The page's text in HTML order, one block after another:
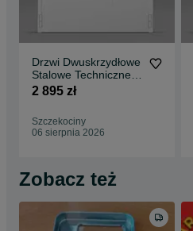
Drzwi Dwuskrzydłowe
Stalowe Techniczne
Metalowe
2 895 zł
Szczekociny
06 sierpnia 2026
Zobacz też